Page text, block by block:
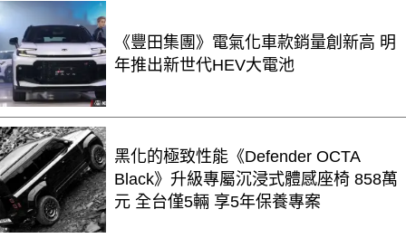
《豐田集團》電氣化車款銷量創新高 明
年推出新世代HEV大電池
黑化的極致性能《Defender OCTA
Black》升級專屬沉浸式體感座椅 858萬
元 全台僅5輛 享5年保養專案